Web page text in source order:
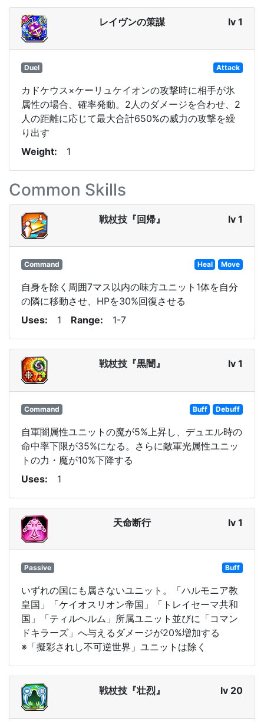
レイヴンの策謀 lv 1
Duel Attack
カドケウス×ケーリュケイオンの攻撃時に相手が氷
属性の場合、確率発動。2人のダメージを合わせ、2
人の距離に応じて最大合計650%の威力の攻撃を繰
り出す
Weight
1
Common Skills
戦杖技『回帰』 lv 1
Command Heal Move
自身を除く周囲7マス以内の味方ユニット1体を自分
の隣に移動させ、HPを30%回復させる
Uses
1 Range 1-7
戦杖技『黒闇』 lv 1
Command Buff Debuff
自軍闇属性ユニットの魔が5%上昇し、デュエル時の
命中率下限が35%になる。さらに敵軍光属性ユニッ
トの力・魔が10%下降する
Uses
1
天命断行 lv 1
Passive Buff
いずれの国にも属さないユニット。「ハルモニア教
皇国」「ケイオスリオン帝国」「トレイセーマ共和
国」「ティルヘルム」所属ユニット並びに「コマン
ドキラーズ」へ与えるダメージが20%増加する
※「擬彩されし不可逆世界」ユニットは除く
戦杖技『壮烈』 lv 20